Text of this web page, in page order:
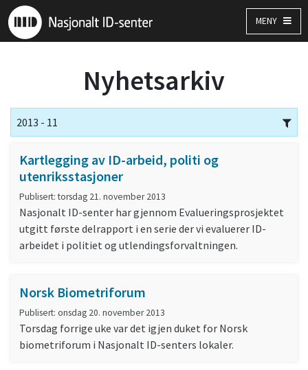
MENY
Nyhetsarkiv
2013 - 11
Kartlegging av ID-arbeid, politi og
utenriksstasjoner
Publisert: torsdag 21. november 2013
Nasjonalt ID-senter har gjennom Evalueringsprosjektet
utgitt første delrapport i en serie der vi evaluerer ID-
arbeidet i politiet og utlendingsforvaltningen.
Norsk Biometriforum
Publisert: onsdag 20. november 2013
Torsdag forrige uke var det igjen duket for Norsk
biometriforum i Nasjonalt ID-senters lokaler.